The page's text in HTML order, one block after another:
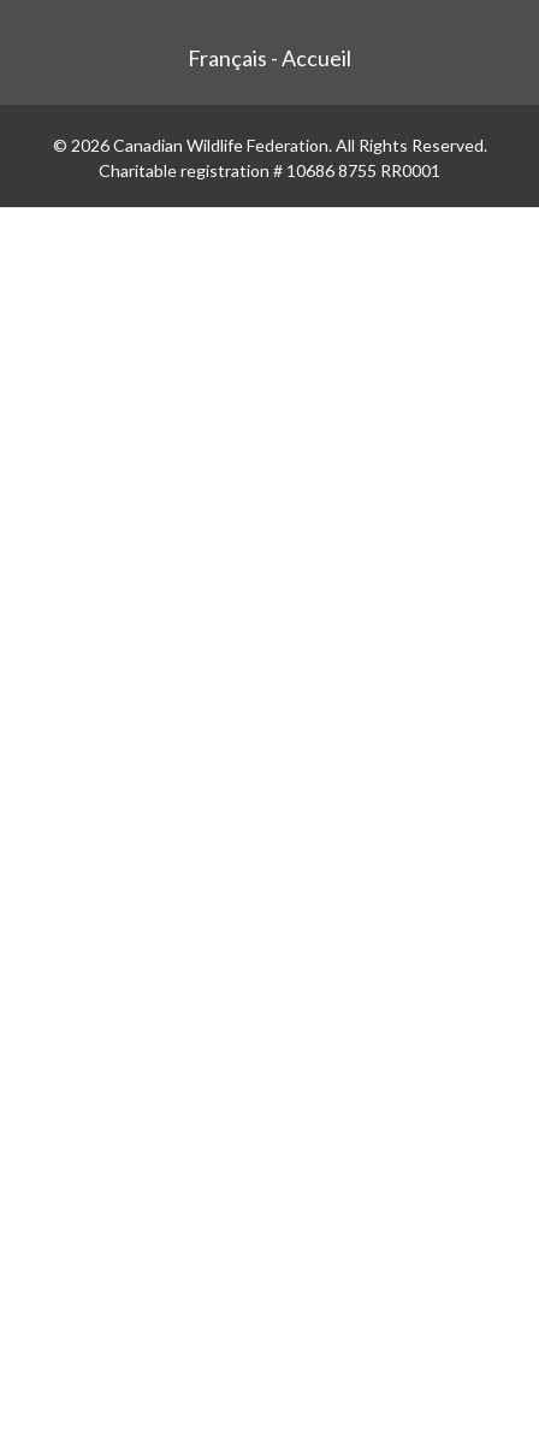
Français - Accueil
© 2026 Canadian Wildlife Federation. All Rights Reserved.
Charitable registration # 10686 8755 RR0001